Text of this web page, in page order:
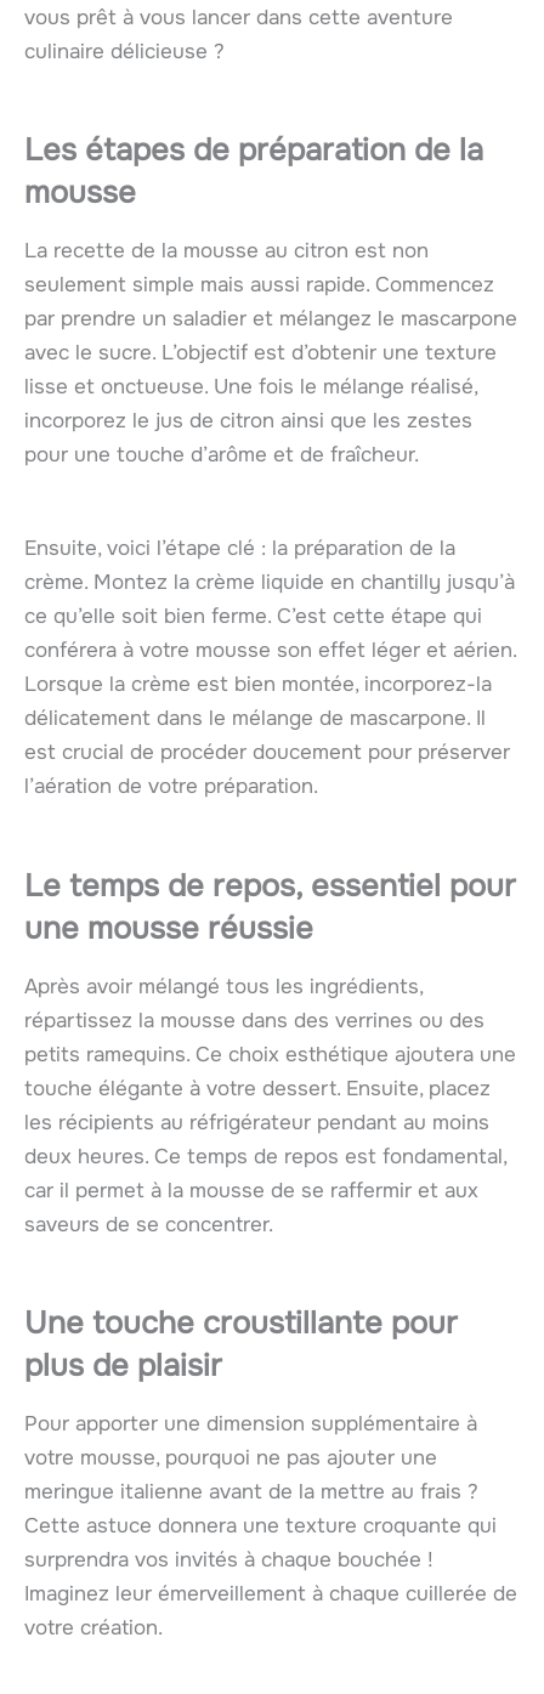
vous prêt à vous lancer dans cette aventure
culinaire délicieuse ?
Les étapes de préparation de la
mousse
La recette de la mousse au citron est non
seulement simple mais aussi rapide. Commencez
par prendre un saladier et mélangez le mascarpone
avec le sucre. L’objectif est d’obtenir une texture
lisse et onctueuse. Une fois le mélange réalisé,
incorporez le jus de citron ainsi que les zestes
pour une touche d’arôme et de fraîcheur.
Ensuite, voici l’étape clé : la préparation de la
crème. Montez la crème liquide en chantilly jusqu’à
ce qu’elle soit bien ferme. C’est cette étape qui
conférera à votre mousse son effet léger et aérien.
Lorsque la crème est bien montée, incorporez-la
délicatement dans le mélange de mascarpone. Il
est crucial de procéder doucement pour préserver
l’aération de votre préparation.
Le temps de repos, essentiel pour
une mousse réussie
Après avoir mélangé tous les ingrédients,
répartissez la mousse dans des verrines ou des
petits ramequins. Ce choix esthétique ajoutera une
touche élégante à votre dessert. Ensuite, placez
les récipients au réfrigérateur pendant au moins
deux heures. Ce temps de repos est fondamental,
car il permet à la mousse de se raffermir et aux
saveurs de se concentrer.
Une touche croustillante pour
plus de plaisir
Pour apporter une dimension supplémentaire à
votre mousse, pourquoi ne pas ajouter une
meringue italienne avant de la mettre au frais ?
Cette astuce donnera une texture croquante qui
surprendra vos invités à chaque bouchée !
Imaginez leur émerveillement à chaque cuillerée de
votre création.